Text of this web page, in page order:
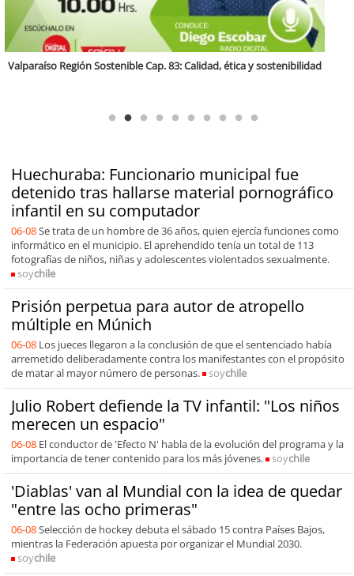
Huechuraba: Funcionario municipal fue
detenido tras hallarse material pornográfico
infantil en su computador
06-08Se trata de un hombre de 36 años, quien ejercía funciones como
informático en el municipio. El aprehendido tenía un total de 113
fotografías de niños, niñas y adolescentes violentados sexualmente.
soychile
Prisión perpetua para autor de atropello
múltiple en Múnich
06-08 Los jueces llegaron a la conclusión de que el sentenciado había
arremetido deliberadamente contra los manifestantes con el propósito
de matar al mayor número de personas.
soychile
Julio Robert defiende la TV infantil: "Los niños
merecen un espacio"
06-08 El conductor de 'Efecto N' habla de la evolución del programa y la
importancia de tener contenido para los más jóvenes.
soychile
'Diablas' van al Mundial con la idea de quedar
"entre las ocho primeras"
06-08Selección de hockey debuta el sábado 15 contra Países Bajos,
mientras la Federación apuesta por organizar el Mundial 2030.
soychile